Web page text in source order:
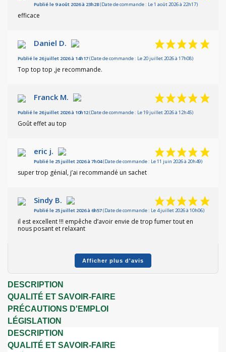
Publié le 9 août 2026 à 23h28(Date de commande : Le 1 août 2026 à 22h17)
efficace
Daniel D.
Publié le 26 juillet 2026 à 14h17(Date de commande : Le 20 juillet 2026 à 17h08)
Top top top ,je recommande.
Franck M.
Publié le 26 juillet 2026 à 10h12(Date de commande : Le 19 juillet 2026 à 12h45)
Goût effet au top
eric j.
Publié le 25 juillet 2026 à 7h04(Date de commande : Le 11 juin 2026 à 20h49)
super trop génial, j’ai recommandé un sachet
Sindy B.
Publié le 25 juillet 2026 à 6h57(Date de commande : Le 4 juillet 2026 à 10h06)
il est excellent !!! empêche d’avoir envie de trop fumer tout en
nous posant et relaxant
Afficher plus d'avis
DESCRIPTION
QUALITÉ ET SAVOIR-FAIRE
PRÉCAUTIONS D'EMPLOI
LÉGISLATION
DESCRIPTION
QUALITÉ ET SAVOIR-FAIRE